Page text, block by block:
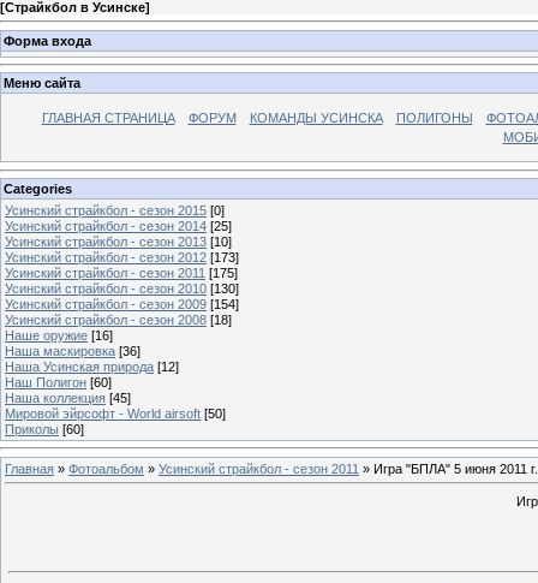
[Страйкбол в Усинске]
Форма входа
Меню сайта
ГЛАВНАЯ СТРАНИЦА ФОРУМ КОМАНДЫ УСИНСКА ПОЛИГОНЫ
Categories
Усинский страйкбол - сезон 2015 [0]
Усинский страйкбол - сезон 2014 [25]
Усинский страйкбол - сезон 2013 [10]
Усинский страйкбол - сезон 2012 [173]
Усинский страйкбол - сезон 2011 [175]
Усинский страйкбол - сезон 2010 [130]
Усинский страйкбол - сезон 2009 [154]
Усинский страйкбол - сезон 2008 [18]
Наше оружие [16]
Наша маскировка [36]
Наша Усинская природа [12]
Наш Полигон [60]
Наша коллекция [45]
Мировой эйрсофт - World airsoft [50]
Приколы [60]
Главная » Фотоальбом » Усинский страйкбол - сезон 2011 » Игра "БПЛА" 5 июня 2011 г.